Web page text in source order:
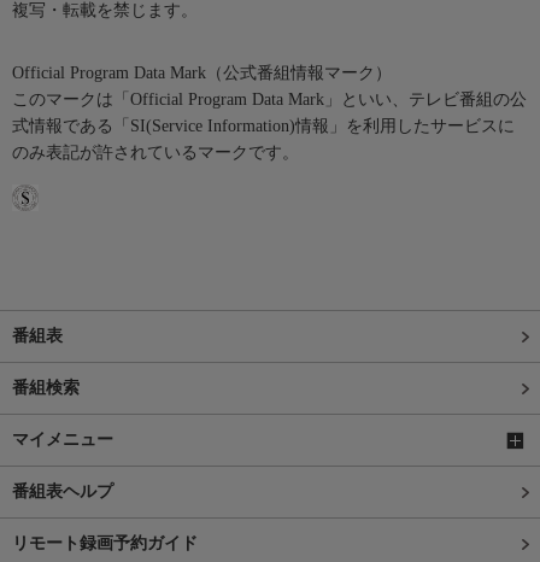
複写・転載を禁じます。
Official Program Data Mark（公式番組情報マーク）
このマークは「Official Program Data Mark」といい、テレビ番組の公
式情報である「SI(Service Information)情報」を利用したサービスに
のみ表記が許されているマークです。
番組表
番組検索
マイメニュー
番組表ヘルプ
リモート録画予約ガイド